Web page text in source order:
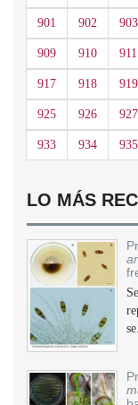
901 902 903
909 910 911
917 918 919
925 926 927
933 934 935
LO MÁS